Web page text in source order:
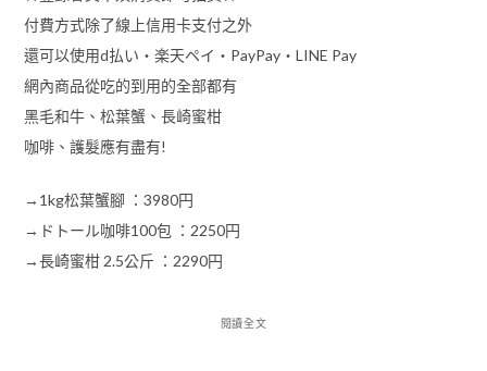
付費方式除了線上信用卡支付之外
還可以使用d払い・楽天ペイ・PayPay・LINE Pay
網內商品從吃的到用的全部都有
黑毛和牛、松葉蟹、長崎蜜柑
咖啡、護髮應有盡有!
→1kg松葉蟹腳 ：3980円
→ドトール咖啡100包 ：2250円
→長崎蜜柑 2.5公斤 ：2290円
閱讀全文